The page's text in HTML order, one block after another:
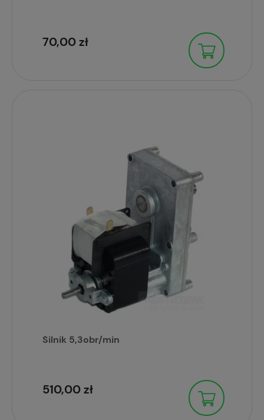
70,00 zł
Silnik 5,3obr/min
510,00 zł